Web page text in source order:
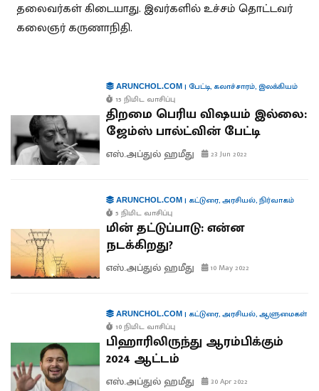
தலைவர்கள் கிடையாது. இவர்களில் உச்சம் தொட்டவர்
கலைஞர் கருணாநிதி.
ARUNCHOL.COM| பேட்டி, கலாச்சாரம், இலக்கியம்
15 நிமிட வாசிப்பு
திறமை பெரிய விஷயம் இல்லை:
ஜேம்ஸ் பால்ட்வின் பேட்டி
எஸ்.அப்துல் ஹமீது 23 Jun 2022
ARUNCHOL.COM| கட்டுரை,அரசியல்,நிர்வாகம்
5 நிமிட வாசிப்பு
மின் தட்டுப்பாடு: என்ன
நடக்கிறது?
எஸ்.அப்துல் ஹமீது 10 May 2022
ARUNCHOL.COM| கட்டுரை,அரசியல்,ஆளுமைகள்
10 நிமிட வாசிப்பு
பிஹாரிலிருந்து ஆரம்பிக்கும்
2024 ஆட்டம்
எஸ்.அப்துல் ஹமீது 30 Apr 2022